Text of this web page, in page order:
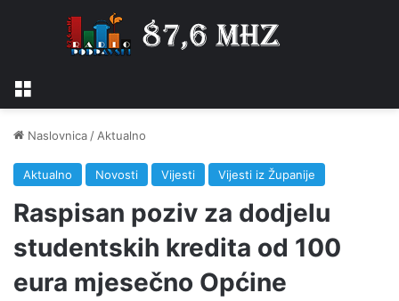
Naslovnica / Aktualno
Aktualno Novosti Vijesti Vijesti iz Županije
Raspisan poziv za dodjelu
studentskih kredita od 100
eura mjesečno Općine